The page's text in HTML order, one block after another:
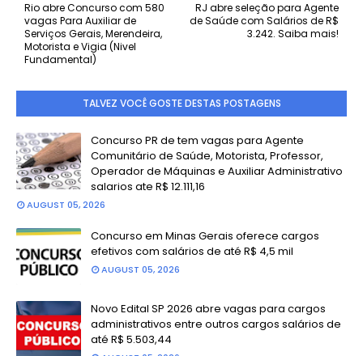
RJ abre seleção para Agente
de Saúde com Salários de R$
3.242. Saiba mais!
Rio abre Concurso com 580
vagas Para Auxiliar de
Serviços Gerais, Merendeira,
Motorista e Vigia (Nivel
Fundamental)
TALVEZ VOCÊ GOSTE DESTAS POSTAGENS
Concurso PR de tem vagas para Agente
Comunitário de Saúde, Motorista, Professor,
Operador de Máquinas e Auxiliar Administrativo
salarios ate R$ 12.111,16
AUGUST 05, 2026
Concurso em Minas Gerais oferece cargos
efetivos com salários de até R$ 4,5 mil
AUGUST 05, 2026
Novo Edital SP 2026 abre vagas para cargos
administrativos entre outros cargos salários de
até R$ 5.503,44